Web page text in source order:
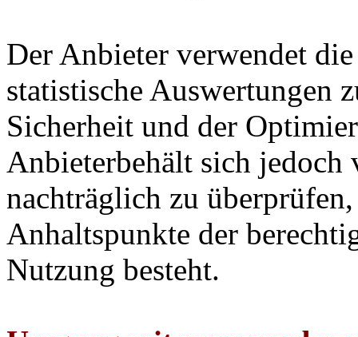
Der Anbieter verwendet
statistische Auswertungen
Sicherheit und der
Anbieterbehält sich
nachträglich zu
Anhaltspunkte der
Nutzung besteht.